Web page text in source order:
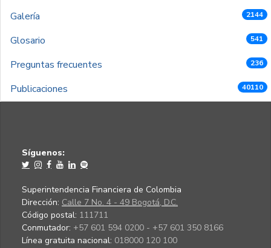
Galería 2144
Glosario 541
Preguntas frecuentes 236
Publicaciones 40110
Síguenos:
Superintendencia Financiera de Colombia
Dirección: Calle 7 No. 4 - 49 Bogotá, D.C.
Código postal: 111711
Conmutador: +57 601 594 0200 - +57 601 350 8166
Línea gratuita nacional: 018000 120 100